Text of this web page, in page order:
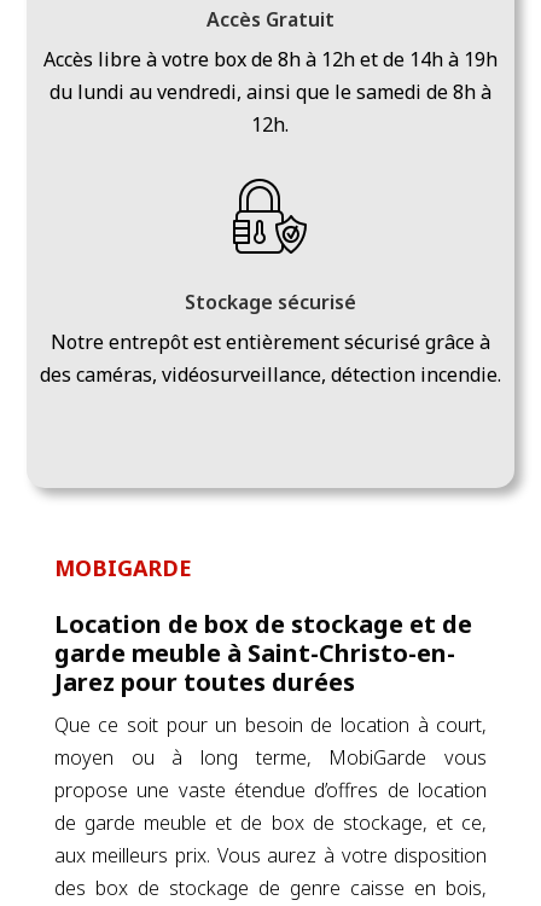
Accès Gratuit
Accès libre à votre box de 8h à 12h et de 14h à 19h
du lundi au vendredi, ainsi que le samedi de 8h à
12h.
Stockage sécurisé
Notre entrepôt est entièrement sécurisé grâce à
des caméras, vidéosurveillance, détection incendie.
MOBIGARDE
Location de box de stockage et de
garde meuble à Saint-Christo-en-
Jarez pour toutes durées
Que ce soit pour un besoin de location à court,
moyen ou à long terme, MobiGarde vous
propose une vaste étendue d’offres de location
de garde meuble et de box de stockage, et ce,
aux meilleurs prix. Vous aurez à votre disposition
des box de stockage de genre caisse en bois,